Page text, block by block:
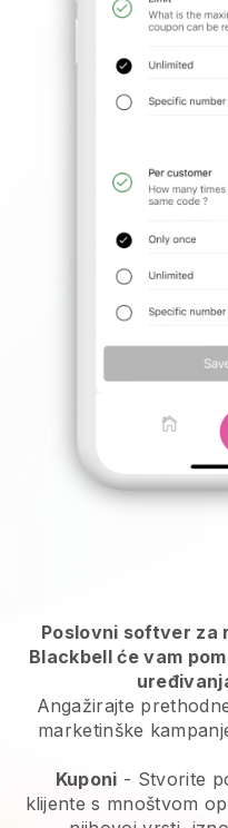
Poslovni softver za
Blackbell će vam
Angažirajte
marketinške
Kuponi - Stvorite
klijente s mnoštvom